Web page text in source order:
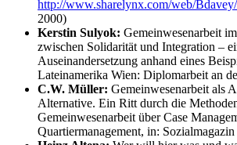
http://www.sharelynx.com/web/
2000)
Kerstin Sulyok: Gemeinwesenarbeit
zwischen Solidarität und Integration –
Auseinandersetzung anhand eines
Lateinamerika Wien: Diplomarbeit an
C.W. Müller: Gemeinwesenarbeit als
Alternative. Ein Ritt durch die
Gemeinwesenarbeit über Case
Quartiermanagement, in: